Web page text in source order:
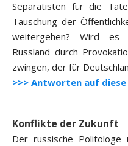
Separatisten für die
Täuschung der
weitergehen? Wird es
Russland durch
zwingen, der für
>>> Antworten auf diese
Konflikte der Zukunft
Der russische Politologe